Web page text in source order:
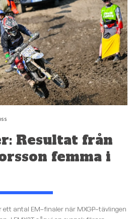
Resultat från
femma i
antal EM–finaler när MXGP–tävlingen